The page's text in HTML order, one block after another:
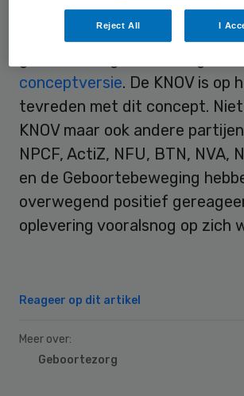
?De KNOV heeft deze zomer
voor de Zorgstandaard
conceptversie. De KNOV is op
tevreden met dit concept. Niet
KNOV maar ook andere
NPCF, ActiZ, NFU, BTN, NVA,
en de Geboortebeweging
overwegend positief
oplevering vooralsnog op zich
Reageer op dit artikel
Meer over:
Geboortezorg
Reject All I